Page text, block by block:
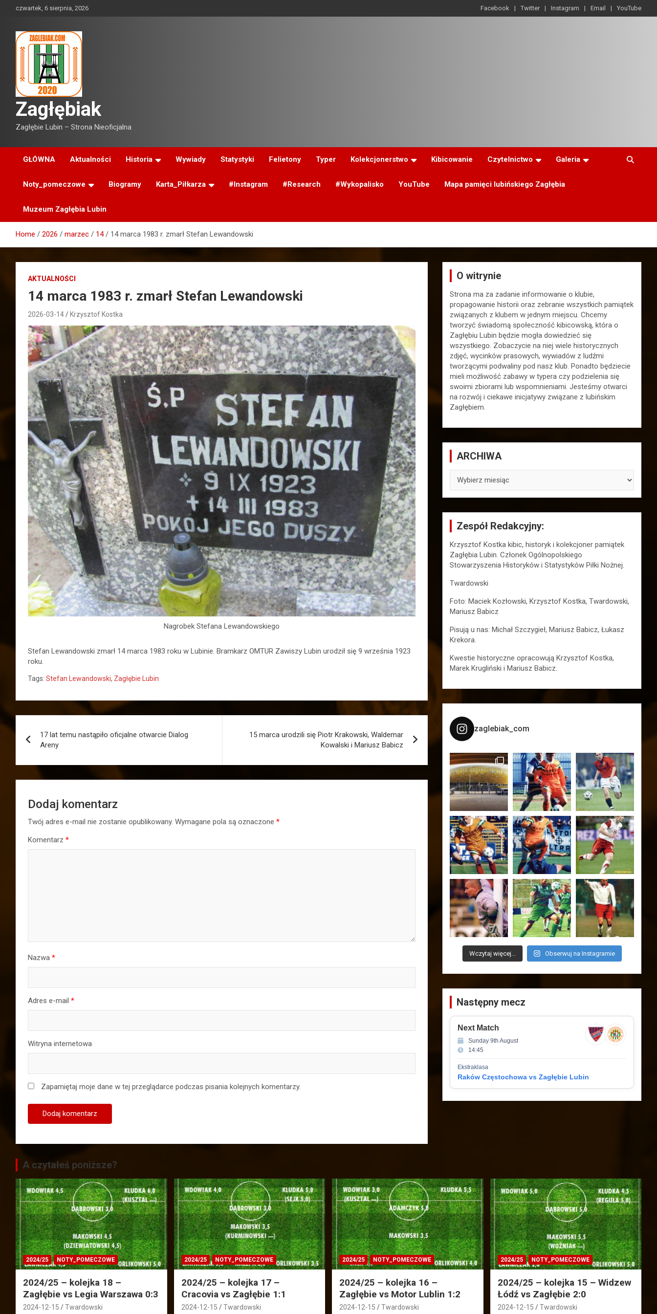
czwartek, 6 sierpnia, 2026 Facebook Twitter Instagram Email YouTube
Zagłębiak
Zagłębie Lubin – Strona Nieoficjalna
GŁÓWNA Aktualności Historia Wywiady Statystyki Felietony Typer Kolekcjonerstwo Kibicowanie Czytelnictwo Galeria
Noty_pomeczowe Biogramy Karta_Piłkarza #Instagram #Research #Wykopalisko YouTube Mapa pamięci lubińskiego Zagłębia
Muzeum Zagłębia Lubin
Home 2026 marzec 14 14 marca 1983 r. zmarł Stefan Lewandowski
AKTUALNOŚCI
14 marca 1983 r. zmarł Stefan Lewandowski
2026-03-14 Krzysztof Kostka
Nagrobek Stefana Lewandowskiego
Stefan Lewandowski zmarł 14 marca 1983 roku w Lubinie. Bramkarz OMTUR Zawiszy Lubin urodził się 9 września 1923
roku.
Tags: Stefan Lewandowski, Zagłębie Lubin
wpisu
17 lat temu nastąpiło oficjalne otwarcie Dialog
Areny
15 marca urodzili się Piotr Krakowski, Waldemar
Kowalski i Mariusz Babicz
Dodaj komentarz
Twój adres e-mail nie zostanie opublikowany. Wymagane pola są oznaczone *
Komentarz *
Nazwa *
Adres e-mail *
Witryna internetowa
Zapamiętaj moje dane w tej przeglądarce podczas pisania kolejnych komentarzy.
O witrynie
Strona ma za zadanie informowanie o klubie,
propagowanie historii oraz zebranie wszystkich pamiątek
związanych z klubem w jednym miejscu. Chcemy
tworzyć świadomą społeczność kibicowską, która o
Zagłębiu Lubin będzie mogła dowiedzieć się
wszystkiego. Zobaczycie na niej wiele historycznych
zdjęć, wycinków prasowych, wywiadów z ludźmi
tworzącymi podwaliny pod nasz klub. Ponadto będziecie
mieli możliwość zabawy w typera czy podzielenia się
swoimi zbiorami lub wspomnieniami. Jesteśmy otwarci
na rozwój i ciekawe inicjatywy związane z lubińskim
Zagłębiem.
ARCHIWA
Zespół Redakcyjny:
Krzysztof Kostka kibic, historyk i kolekcjoner pamiątek
Zagłębia Lubin. Członek Ogólnopolskiego
Stowarzyszenia Historyków i Statystyków Piłki Nożnej.
Twardowski
Foto: Maciek Kozłowski, Krzysztof Kostka, Twardowski,
Mariusz Babicz
Pisują u nas: Michał Szczygieł, Mariusz Babicz, Łukasz
Krekora.
Kwestie historyczne opracowują Krzysztof Kostka,
Marek Krugliński i Mariusz Babicz.
zaglebiak_com
Wczytaj więcej... Obserwuj na Instagramie
Następny mecz
Next Match
Sunday 9th August
14:45
Ekstraklasa
Raków Częstochowa vs Zagłębie Lubin
A czytałeś poniższe?
2024/25 NOTY_POMECZOWE
2024/25 – kolejka 18 –
Zagłębie vs Legia Warszawa 0:3
2024-12-15 Twardowski
2024/25 NOTY_POMECZOWE
2024/25 – kolejka 17 –
Cracovia vs Zagłębie 1:1
2024-12-15 Twardowski
2024/25 NOTY_POMECZOWE
2024/25 – kolejka 16 –
Zagłębie vs Motor Lublin 1:2
2024-12-15 Twardowski
2024/25 NOTY_POMECZOWE
2024/25 – kolejka 15 – Widzew
Łódź vs Zagłębie 2:0
2024-12-15 Twardowski